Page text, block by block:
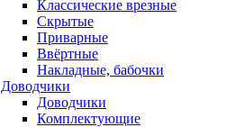
Классические врезные
Скрытые
Приварные
Ввёртные
Накладные, бабочки
Доводчики
Доводчики
Комплектующие